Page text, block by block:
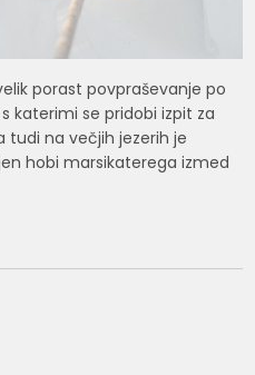
porast povpraševanje po
katerimi se pridobi izpit za
tudi na večjih jezerih je
hobi marsikaterega izmed